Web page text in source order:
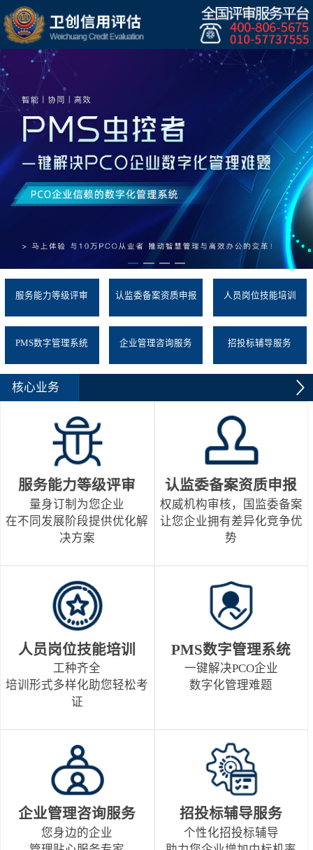
服务能力等级评审 认监委备案资质申报 人员岗位技能培训
PMS数字管理系统 企业管理咨询服务 招投标辅导服务
核心业务
服务能力等级评审
量身订制为您企业
在不同发展阶段提供优化解
决方案
认监委备案资质申报
权威机构审核，国监委备案
让您企业拥有差异化竞争优
势
人员岗位技能培训
工种齐全
培训形式多样化助您轻松考
证
PMS数字管理系统
一键解决PCO企业
数字化管理难题
企业管理咨询服务
您身边的企业
招投标辅导服务
个性化招投标辅导